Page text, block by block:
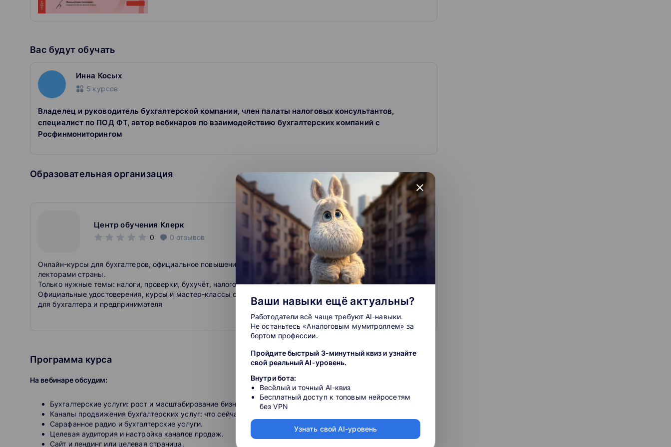
Вас будут обучать
Инна Косых
5 курсов
Владелец и руководитель бухгалтерской компании, член палаты налоговых консультантов,
специалист по ПОД ФТ, автор вебинаров по взаимодействию бухгалтерских компаний с
Росфинмониторингом
Образовательная организация
Центр обучения Клерк
0 0 отзывов
Онлайн-курсы для бухгалтеров, официальное повышение квалификации, вебинары, практикумы с лучшими
лекторами страны.
Только нужные темы: налоги, проверки, бухучёт, налоговая оптимизация, кадры, право
Официальные удостоверения, курсы и мастер-классы с лучшими лекторами страны и профпереподготовка
для бухгалтера и предпринимателя
Программа курса
На вебинаре обсудим:
Бухгалтерские услуги: рост и масштабирование бизнеса.
Каналы продвижения бухгалтерских услуг: что сейчас работает.
Сарафанное радио и бухгалтерские услуги.
Целевая аудитория и настройка каналов продаж.
Сайт и лендинг или целевая страница.
close
Ваши навыки ещё актуальны?
Работодатели всё чаще требуют AI-навыки.
Не останьтесь «Аналоговым мумитроллем» за
бортом профессии.
Пройдите быстрый 3-минутный квиз и узнайте
свой реальный AI-уровень.
Внутри бота:
Весёлый и точный AI-квиз
Бесплатный доступ к топовым нейросетям
без VPN
Узнать свой AI-уровень